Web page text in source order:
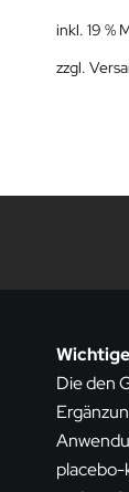
inkl. 19 %
zzgl.
Die den
placebo-